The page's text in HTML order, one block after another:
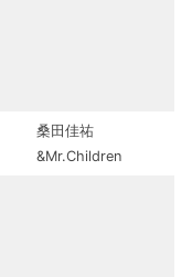
桑田佳祐
&Mr.Children